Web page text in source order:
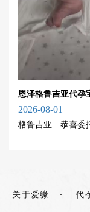
恩泽格鲁吉亚代孕
2026-08-01
格鲁吉亚—恭喜委
关于爱缘 代